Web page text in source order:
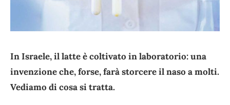
In Israele, il latte è coltivato in laboratorio: una
invenzione che, forse, farà storcere il naso a molti.
Vediamo di cosa si tratta.